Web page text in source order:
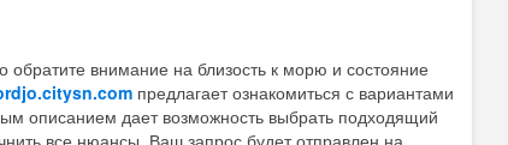
внимание на близость к морю и состояние
предлагает ознакомиться с вариантами
описанием дает возможность выбрать подходящий
все нюансы. Ваш запрос будет отправлен на